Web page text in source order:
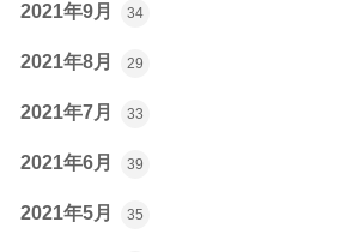
2021年9月 34
2021年8月 29
2021年7月 33
2021年6月 39
2021年5月 35